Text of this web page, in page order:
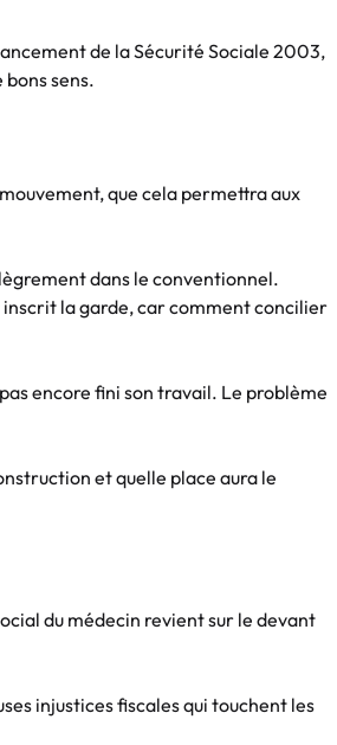
de la Sécurité Sociale 2003,
sens.
que cela permettra aux
dans le conventionnel.
inscrit la garde, car comment concilier
encore fini son travail. Le problème
et quelle place aura le
du médecin revient sur le devant
injustices fiscales qui touchent les